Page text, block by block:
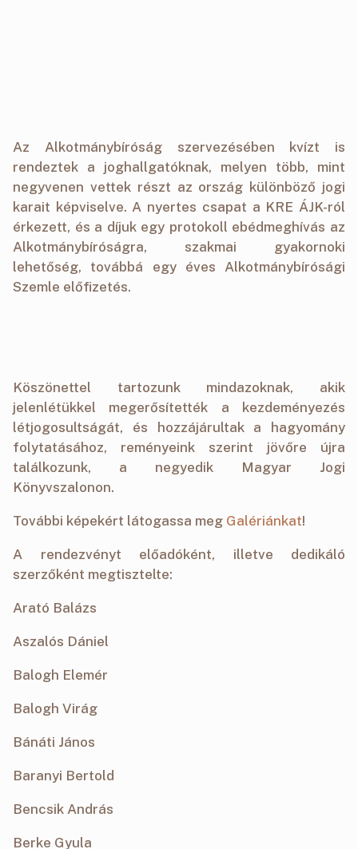
Az Alkotmánybíróság szervezésében kvízt is
rendeztek a joghallgatóknak, melyen több, mint
negyvenen vettek részt az ország különböző jogi
karait képviselve. A nyertes csapat a KRE ÁJK-ról
érkezett, és a díjuk egy protokoll ebédmeghívás az
Alkotmánybíróságra, szakmai gyakornoki
lehetőség, továbbá egy éves Alkotmánybírósági
Szemle előfizetés.
Köszönettel tartozunk mindazoknak, akik
jelenlétükkel megerősítették a kezdeményezés
létjogosultságát, és hozzájárultak a hagyomány
folytatásához, reményeink szerint jövőre újra
találkozunk, a negyedik Magyar Jogi
Könyvszalonon.
További képekért látogassa meg Galériánkat!
A rendezvényt előadóként, illetve dedikáló
szerzőként megtisztelte:
Arató Balázs
Aszalós Dániel
Balogh Elemér
Balogh Virág
Bánáti János
Baranyi Bertold
Bencsik András
Berke Gyula